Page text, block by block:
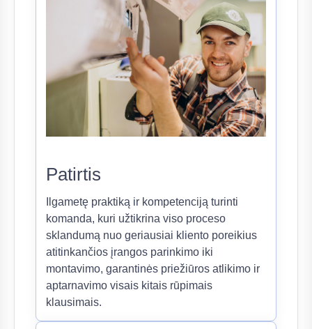
Patirtis
Ilgametę praktiką ir kompetenciją turinti
komanda, kuri užtikrina viso proceso
sklandumą nuo geriausiai kliento poreikius
atitinkančios įrangos parinkimo iki
montavimo, garantinės priežiūros atlikimo ir
aptarnavimo visais kitais rūpimais
klausimais.